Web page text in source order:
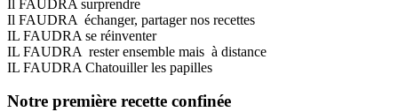
Il FAUDRA surprendre
Il FAUDRA échanger, partager nos recettes
IL FAUDRA se réinventer
IL FAUDRA rester ensemble mais à distance
IL FAUDRA Chatouiller les papilles
Notre première recette confinée